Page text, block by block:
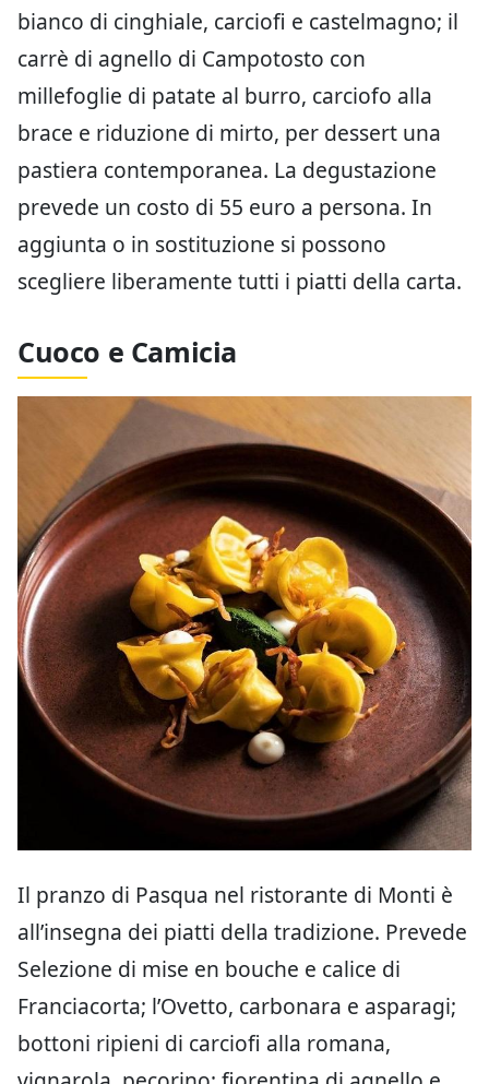
bianco di cinghiale, carciofi e castelmagno; il
carrè di agnello di Campotosto con
millefoglie di patate al burro, carciofo alla
brace e riduzione di mirto, per dessert una
pastiera contemporanea. La degustazione
prevede un costo di 55 euro a persona. In
aggiunta o in sostituzione si possono
scegliere liberamente tutti i piatti della carta.
Cuoco e Camicia
Il pranzo di Pasqua nel ristorante di Monti è
all’insegna dei piatti della tradizione. Prevede
Selezione di mise en bouche e calice di
Franciacorta; l’Ovetto, carbonara e asparagi;
bottoni ripieni di carciofi alla romana,